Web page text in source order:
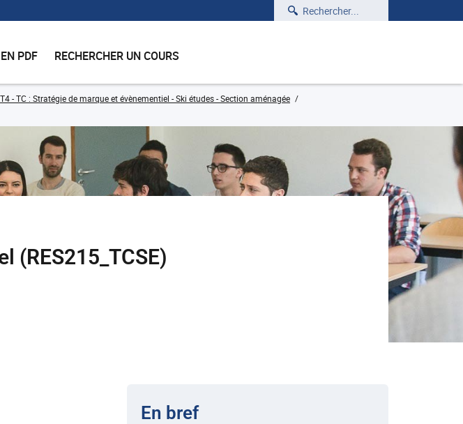
Rechercher
PDF RECHERCHER UN COURS
- TC : Stratégie de marque et évènementiel - Ski études - Section aménagée
(RES215_TCSE)
En bref